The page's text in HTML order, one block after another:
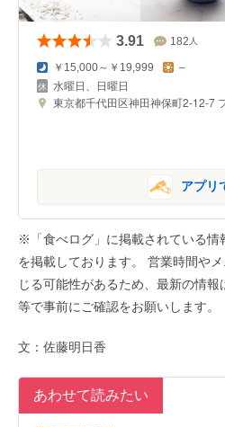
3.91 182 人
￥15,000～￥19,999 –
水曜日、日曜日
東京都千代田区神田神保町2-12-7
アプリ
※「食べログ」に掲載されている情
を掲載しております。 営業時間や
じる可能性があるため、最新の情
等で事前にご確認をお願いします。
文：佐藤明日香
あわせて読みたい